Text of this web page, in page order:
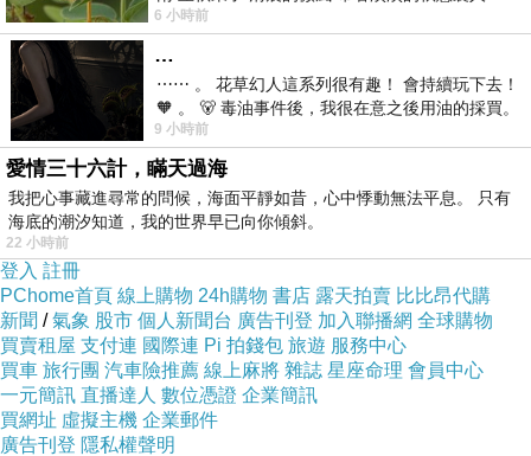
下子 又被赤
6 小時前
…
⋯⋯ 。 花草幻人這系列很有趣！ 會持續玩下去！
🧡 。 🐻 毒油事件後，我很在意之後用油的採買。
前天購買了我之前就很愛
9 小時前
愛情三十六計，瞞天過海
我把心事藏進尋常的問候，海面平靜如昔，心中悸動無法平息。 只有
海底的潮汐知道，我的世界早已向你傾斜。
22 小時前
登入 註冊
PChome首頁 線上購物 24h購物 書店 露天拍賣 比比昂代購
新聞 /氣象 股市 個人新聞台 廣告刊登 加入聯播網 全球購物
買賣租屋 支付連 國際連 Pi 拍錢包 旅遊 服務中心
買車 旅行團 汽車險推薦 線上麻將 雜誌 星座命理 會員中心
一元簡訊 直播達人 數位憑證 企業簡訊
買網址 虛擬主機 企業郵件
廣告刊登 隱私權聲明